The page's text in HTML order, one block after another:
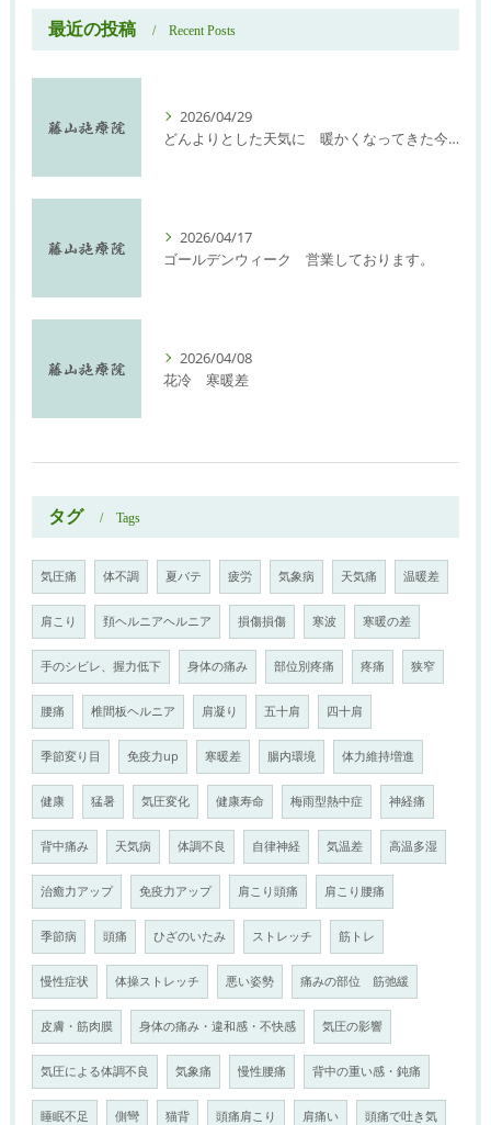
最近の投稿 Recent Posts
2026/04/29
どんよりとした天気に 暖かくなってきた今日此の頃
2026/04/17
ゴールデンウィーク 営業しております。
2026/04/08
花冷 寒暖差
タグ Tags
気圧痛 体不調 夏バテ 疲労 気象病 天気痛 温暖差
肩こり 頚ヘルニアヘルニア 損傷損傷 寒波 寒暖の差
手のシビレ、握力低下 身体の痛み 部位別疼痛 疼痛 狭窄
腰痛 椎間板ヘルニア 肩凝り 五十肩 四十肩
季節変り目 免疫力up 寒暖差 腸内環境 体力維持増進
健康 猛暑 気圧変化 健康寿命 梅雨型熱中症 神経痛
背中痛み 天気病 体調不良 自律神経 気温差 高温多湿
治癒力アップ 免疫力アップ 肩こり頭痛 肩こり腰痛
季節病 頭痛 ひざのいたみ ストレッチ 筋トレ
慢性症状 体操ストレッチ 悪い姿勢 痛みの部位 筋弛緩
皮膚・筋肉膜 身体の痛み・違和感・不快感 気圧の影響
気圧による体調不良 気象痛 慢性腰痛 背中の重い感・鈍痛
睡眠不足 側彎 猫背 頭痛肩こり 肩痛い 頭痛で吐き気